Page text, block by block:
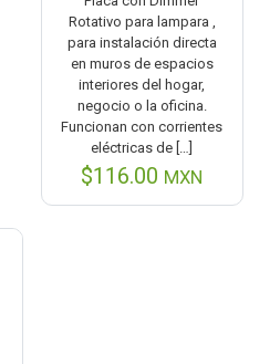
Rotativo para lampara ,
para instalación directa
en muros de espacios
interiores del hogar,
negocio o la oficina.
Funcionan con corrientes
eléctricas de
$116.00 MXN